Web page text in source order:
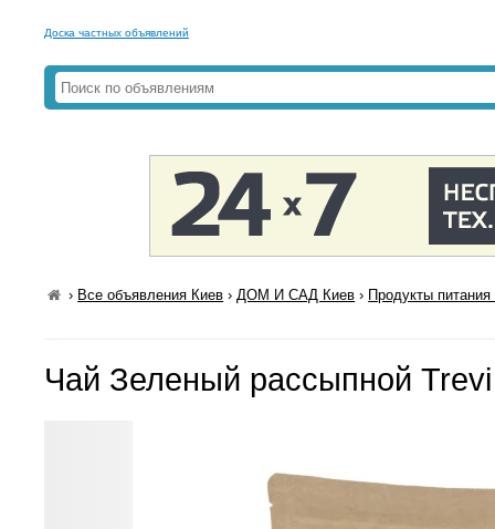
Доска частных объявлений
› Все объявления Киев ›ДОМ И САД Киев › Продукты
Чай Зеленый рассыпной